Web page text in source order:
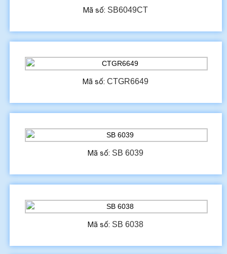
Mã số: SB6049CT
Mã số:CTGR6649
Mã số: SB 6039
Mã số: SB 6038